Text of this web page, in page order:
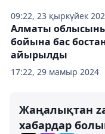
09:22, 23 қыркүйек
17:22, 29 мамыр 2024
Алматы
бойына бас
айырылды
Жаңалықтан
хабардар